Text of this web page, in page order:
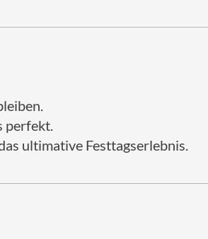
perfekt.
ultimative Festtagserlebnis.